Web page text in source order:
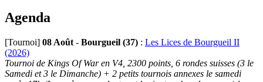
Agenda
[Tournoi] 08 Août - Bourgueil (37) : Les Lices de Bourgueil II
(2026)
Tournoi de Kings Of War en V4, 2300 points, 6 rondes suisses (3 le
Samedi et 3 le Dimanche) + 2 petits tournois annexes le samedi